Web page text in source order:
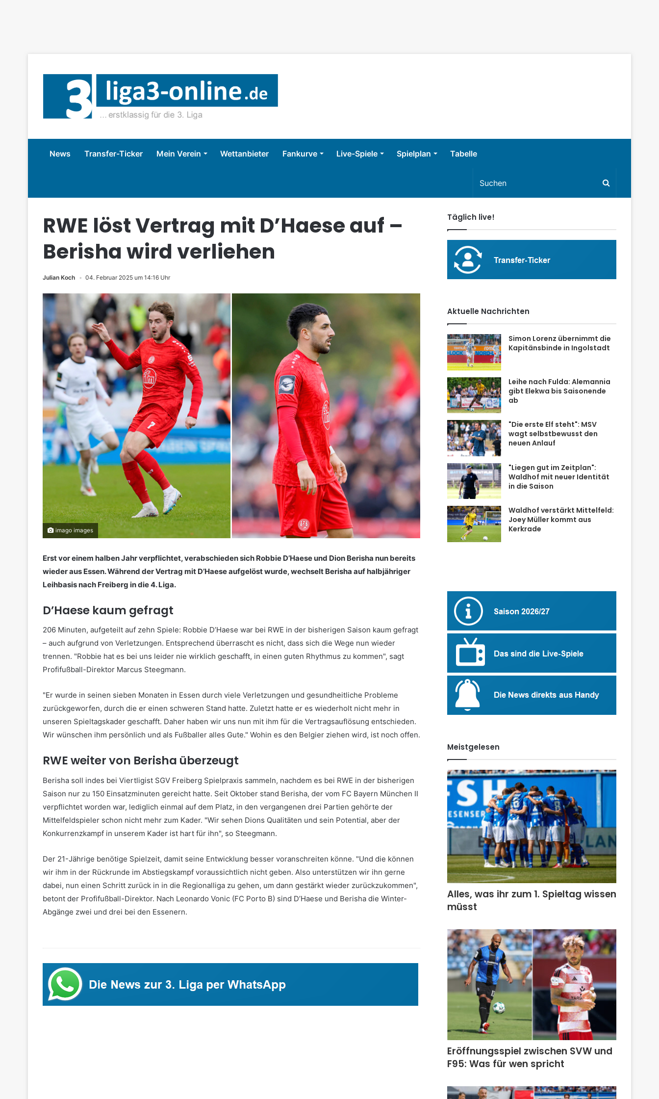
News Transfer-Ticker Mein Verein Wettanbieter Fankurve Live-Spiele Spielplan Tabelle
RWE löst Vertrag mit D’Haese auf –
Berisha wird verliehen
Julian Koch 04. Februar 2025 um 14:16 Uhr
imago images
Erst vor einem halben Jahr verpflichtet, verabschieden sich Robbie D’Haese und Dion Berisha nun bereits
wieder aus Essen. Während der Vertrag mit D’Haese aufgelöst wurde, wechselt Berisha auf halbjähriger
Leihbasis nach Freiberg in die 4. Liga.
D’Haese kaum gefragt
206 Minuten, aufgeteilt auf zehn Spiele: Robbie D’Haese war bei RWE in der bisherigen Saison kaum gefragt
– auch aufgrund von Verletzungen. Entsprechend überrascht es nicht, dass sich die Wege nun wieder
trennen. "Robbie hat es bei uns leider nie wirklich geschafft, in einen guten Rhythmus zu kommen", sagt
Profifußball-Direktor Marcus Steegmann.
"Er wurde in seinen sieben Monaten in Essen durch viele Verletzungen und gesundheitliche Probleme
zurückgeworfen, durch die er einen schweren Stand hatte. Zuletzt hatte er es wiederholt nicht mehr in
unseren Spieltagskader geschafft. Daher haben wir uns nun mit ihm für die Vertragsauflösung entschieden.
Wir wünschen ihm persönlich und als Fußballer alles Gute." Wohin es den Belgier ziehen wird, ist noch offen.
RWE weiter von Berisha überzeugt
Berisha soll indes bei Viertligist SGV Freiberg Spielpraxis sammeln, nachdem es bei RWE in der bisherigen
Saison nur zu 150 Einsatzminuten gereicht hatte. Seit Oktober stand Berisha, der vom FC Bayern München II
verpflichtet worden war, lediglich einmal auf dem Platz, in den vergangenen drei Partien gehörte der
Mittelfeldspieler schon nicht mehr zum Kader. "Wir sehen Dions Qualitäten und sein Potential, aber der
Konkurrenzkampf in unserem Kader ist hart für ihn", so Steegmann.
Der 21-Jährige benötige Spielzeit, damit seine Entwicklung besser voranschreiten könne. "Und die können
wir ihm in der Rückrunde im Abstiegskampf voraussichtlich nicht geben. Also unterstützen wir ihn gerne
dabei, nun einen Schritt zurück in in die Regionalliga zu gehen, um dann gestärkt wieder zurückzukommen",
betont der Profifußball-Direktor. Nach Leonardo Vonic (FC Porto B) sind D’Haese und Berisha die Winter-
Abgänge zwei und drei bei den Essenern.
Täglich live!
Aktuelle Nachrichten
Simon Lorenz übernimmt die
Kapitänsbinde in Ingolstadt
Leihe nach Fulda: Alemannia
gibt Elekwa bis Saisonende
ab
"Die erste Elf steht": MSV
wagt selbstbewusst den
neuen Anlauf
"Liegen gut im Zeitplan":
Waldhof mit neuer Identität
in die Saison
Waldhof verstärkt Mittelfeld:
Joey Müller kommt aus
Kerkrade
Meistgelesen
Alles, was ihr zum 1. Spieltag wissen
müsst
Eröffnungsspiel zwischen SVW und
F95: Was für wen spricht